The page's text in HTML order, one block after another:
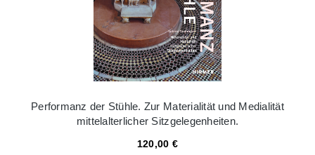
Performanz der Stühle. Zur Materialität und Medialität
mittelalterlicher Sitzgelegenheiten.
120,00 €